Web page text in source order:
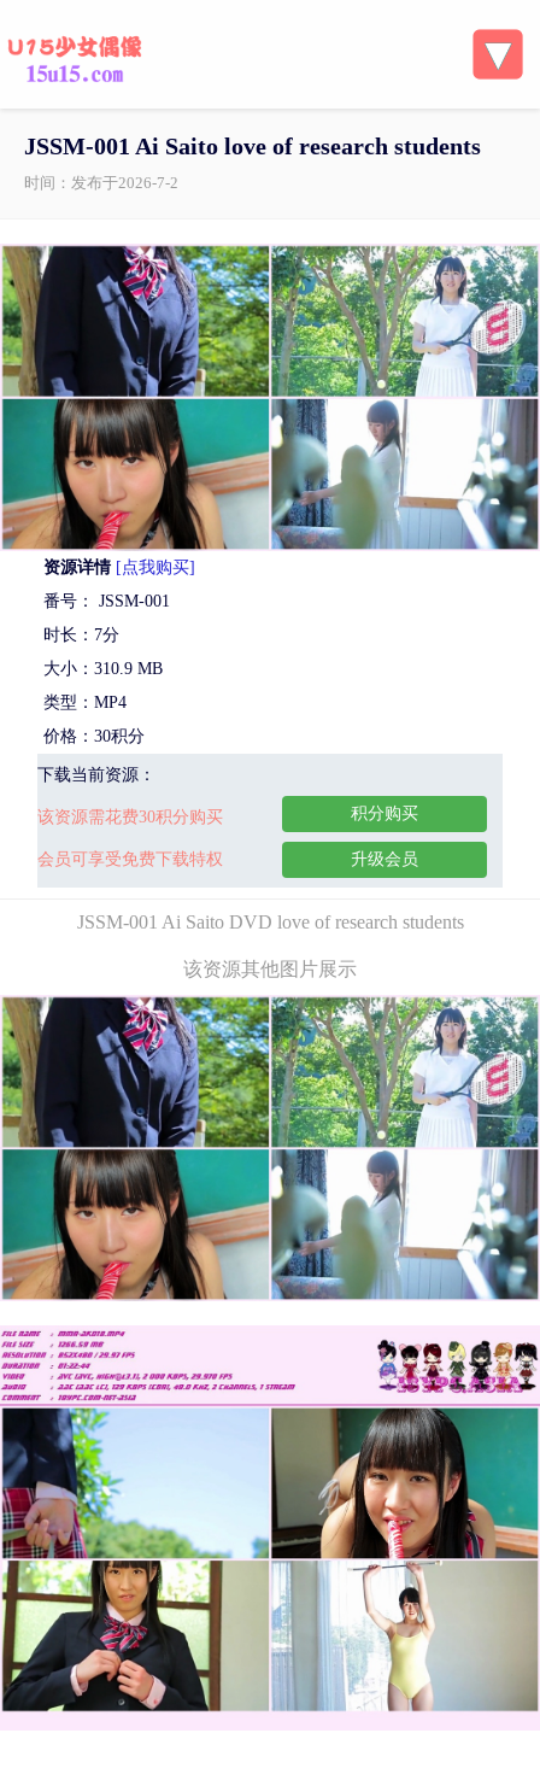
JSSM-001 Ai Saito love of research students
时间：发布于2026-7-2
资源详情 [点我购买]
番号： JSSM-001
时长：7分
大小：310.9 MB
类型：MP4
价格：30积分
下载当前资源：
该资源需花费30积分购买
会员可享受免费下载特权
积分购买
升级会员
JSSM-001 Ai Saito DVD love of research students
该资源其他图片展示